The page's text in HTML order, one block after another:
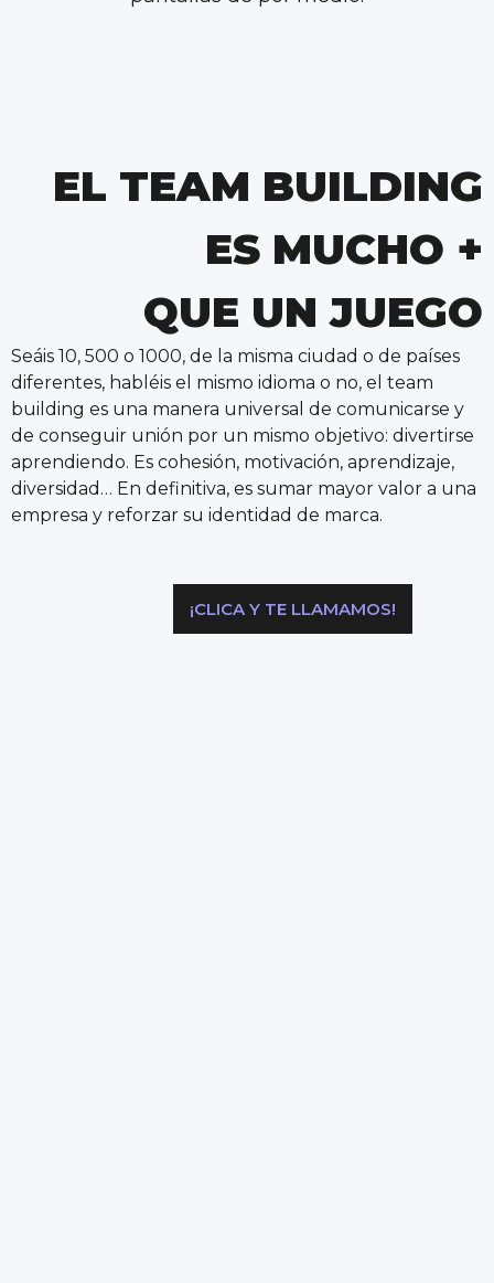
EL TEAM BUILDING
ES MUCHO +
QUE UN JUEGO
Seáis 10, 500 o 1000, de la misma ciudad o de países
diferentes, habléis el mismo idioma o no, el team
building es una manera universal de comunicarse y
de conseguir unión por un mismo objetivo: divertirse
aprendiendo. Es cohesión, motivación, aprendizaje,
diversidad… En definitiva, es sumar mayor valor a una
empresa y reforzar su identidad de marca.
¡CLICA Y TE LLAMAMOS!